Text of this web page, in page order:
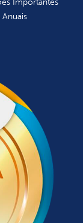
Importantes
Anuais